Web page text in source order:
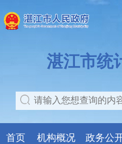
湛江市统
首页 机构概况 政务公